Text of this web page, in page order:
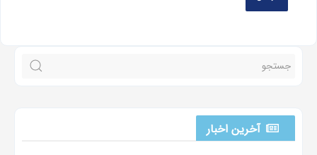
آخرین اخبار